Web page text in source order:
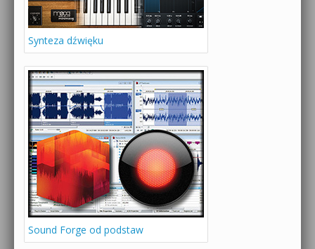
Synteza dźwięku
Sound Forge od podstaw